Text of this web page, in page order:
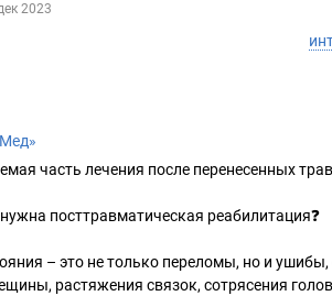
2023
часть лечения после перенесенных
посттравматическая реабилитация❓
– это не только переломы, но и
растяжения связок, сотрясения